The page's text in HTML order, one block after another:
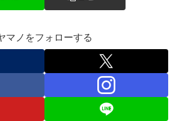
マノをフォローする